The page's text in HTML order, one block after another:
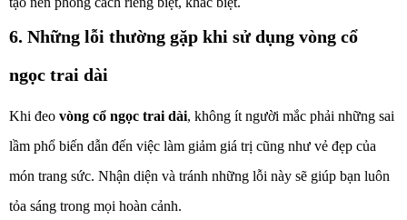
6. Những lỗi thường gặp khi sử dụng vòng cổ
ngọc trai dài
Khi đeo vòng cổ ngọc trai dài, không ít người mắc phải những sai
lầm phổ biến dẫn đến việc làm giảm giá trị cũng như vẻ đẹp của
món trang sức. Nhận diện và tránh những lỗi này sẽ giúp bạn luôn
tỏa sáng trong mọi hoàn cảnh.